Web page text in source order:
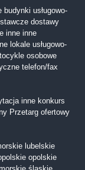
budynki usługowo-
dostawy
inne inne
lokale usługowo-
osobowe
telefon/fax
inne konkurs
Przetarg ofertowy
lubelskie
opolskie